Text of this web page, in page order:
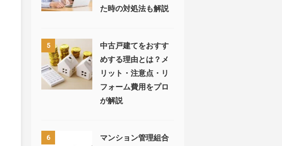
た時の対処法も解説
5
中古戸建てをおすす
めする理由とは？メ
リット・注意点・リ
フォーム費用をプロ
が解説
6
マンション管理組合